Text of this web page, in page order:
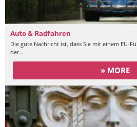
Auto & Radfahren
Die gute Nachricht ist, dass Sie mit einem EU-
der…
» MORE